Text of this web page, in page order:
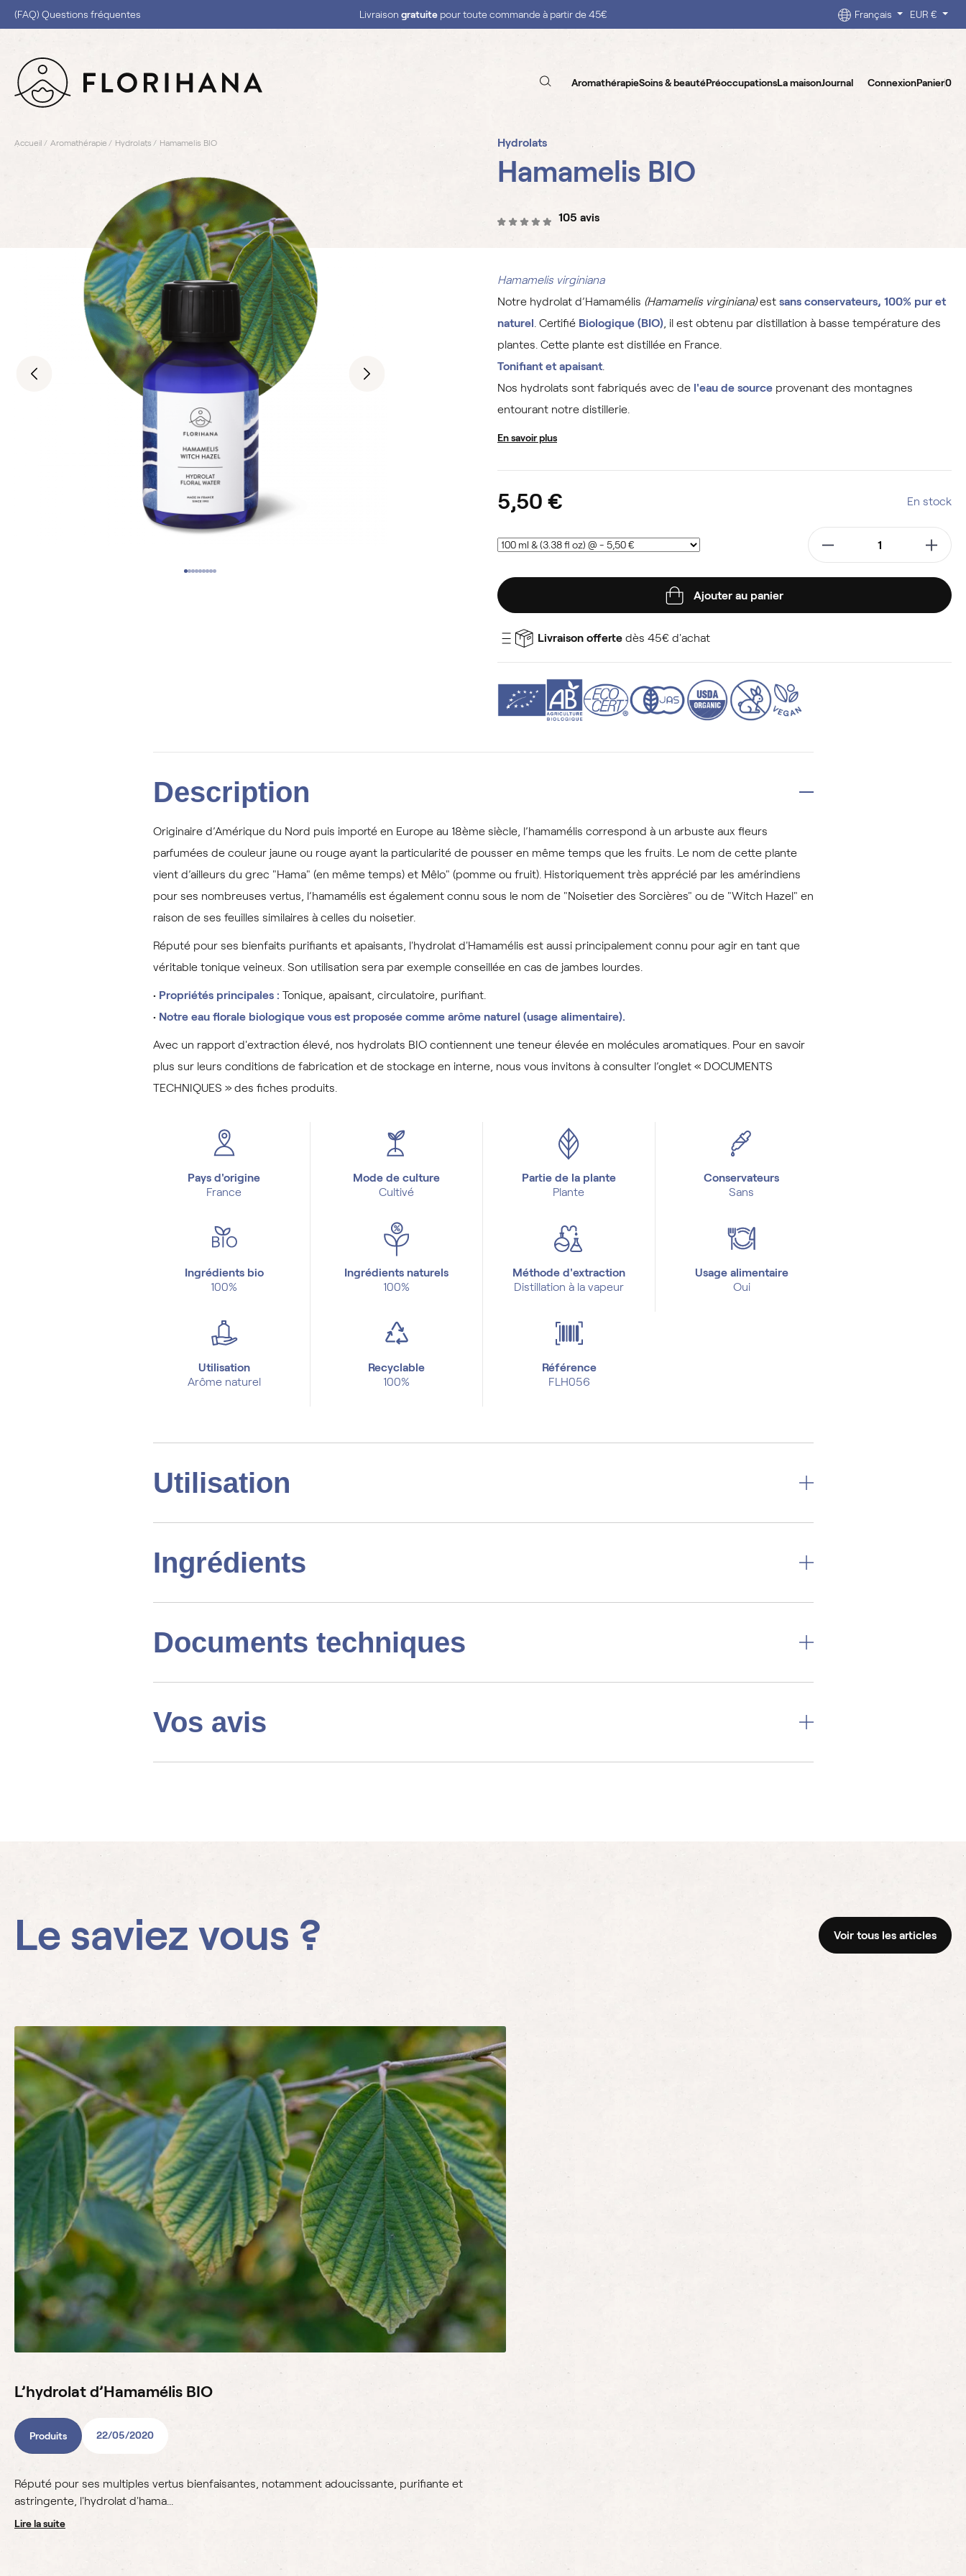
(FAQ) Questions fréquentes Livraison gratuitepour toute commande à partir de 45€ Français EUR €
AromathérapieSoins & beautéPréoccupationsLa maisonJournal ConnexionPanier0
Accueil Aromathérapie Hydrolats Hamamelis BIO Hydrolats
Hamamelis BIO
105 avis
Hamamelis virginiana
Notre hydrolat d’Hamamélis (Hamamelis virginiana)est sans conservateurs, 100% pur et
naturel . Certifié Biologique (BIO) , il est obtenu par distillation à basse température des
plantes. Cette plante est distillée en France.
Tonifiant et apaisant
Nos hydrolats sont fabriqués avec de l'eau de source provenant des montagnes
entourant notre distillerie.
En savoir plus
5,50 € En stock
Ajouter au panier
Livraison offerte dès 45€ d'achat
Description
Originaire d’Amérique du Nord puis importé en Europe au 18ème siècle, l’hamamélis correspond à un arbuste aux fleurs
parfumées de couleur jaune ou rouge ayant la particularité de pousser en même temps que les fruits. Le nom de cette plante
vient d’ailleurs du grec "Hama" (en même temps) et Mêlo" (pomme ou fruit). Historiquement très apprécié par les amérindiens
pour ses nombreuses vertus, l’hamamélis est également connu sous le nom de "Noisetier des Sorcières" ou de "Witch Hazel" en
raison de ses feuilles similaires à celles du noisetier.
Réputé pour ses bienfaits purifiants et apaisants, l'hydrolat d'Hamamélis est aussi principalement connu pour agir en tant que
véritable tonique veineux. Son utilisation sera par exemple conseillée en cas de jambes lourdes.
• Propriétés principales : Tonique, apaisant, circulatoire, purifiant.
• Notre eau florale biologique vous est proposée comme arôme naturel (usage alimentaire).
Avec un rapport d'extraction élevé, nos hydrolats BIO contiennent une teneur élevée en molécules aromatiques. Pour en savoir
plus sur leurs conditions de fabrication et de stockage en interne, nous vous invitons à consulter l’onglet « DOCUMENTS
TECHNIQUES » des fiches produits.
Pays d'origine
France
Mode de culture
Cultivé
Partie de la plante
Plante
Conservateurs
Sans
Ingrédients bio
100%
Ingrédients naturels
100%
Méthode d'extraction
Distillation à la vapeur
Usage alimentaire
Oui
Utilisation
Arôme naturel
Recyclable
100%
Référence
FLH056
Utilisation
Ingrédients
Documents techniques
Vos avis
Le saviez vous ? Voir tous les articles
L’hydrolat d’Hamamélis BIO
Produits 22/05/2020
Réputé pour ses multiples vertus bienfaisantes, notamment adoucissante, purifiante et
astringente, l'hydrolat d'hama...
lire la suite